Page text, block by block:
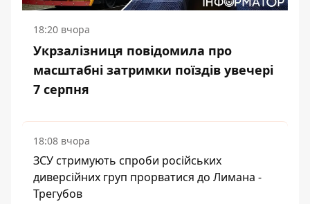
18:20 вчора
Укрзалізниця повідомила про
масштабні затримки поїздів увечері
7 серпня
18:08 вчора
ЗСУ стримують спроби російських
диверсійних груп прорватися до Лимана -
Трегубов